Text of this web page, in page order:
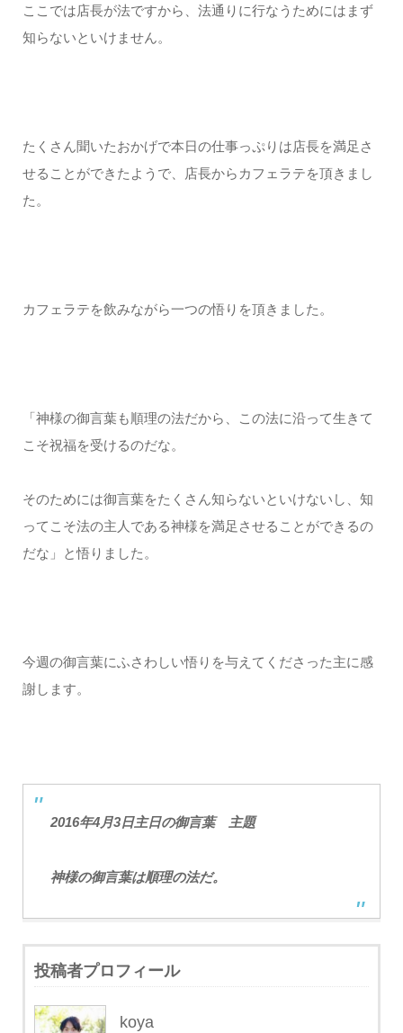
ここでは店長が法ですから、法通りに行なうためにはまず
知らないといけません。
たくさん聞いたおかげで本日の仕事っぷりは店長を満足さ
せることができたようで、店長からカフェラテを頂きまし
た。
カフェラテを飲みながら一つの悟りを頂きました。
「神様の御言葉も順理の法だから、この法に沿って生きて
こそ祝福を受けるのだな。
そのためには御言葉をたくさん知らないといけないし、知
ってこそ法の主人である神様を満足させることができるの
だな」と悟りました。
今週の御言葉にふさわしい悟りを与えてくださった主に感
謝します。
2016年4月3日主日の御言葉 主題
神様の御言葉は順理の法だ。
投稿者プロフィール
koya